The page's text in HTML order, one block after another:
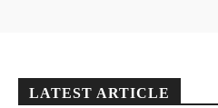
LATEST ARTICLE